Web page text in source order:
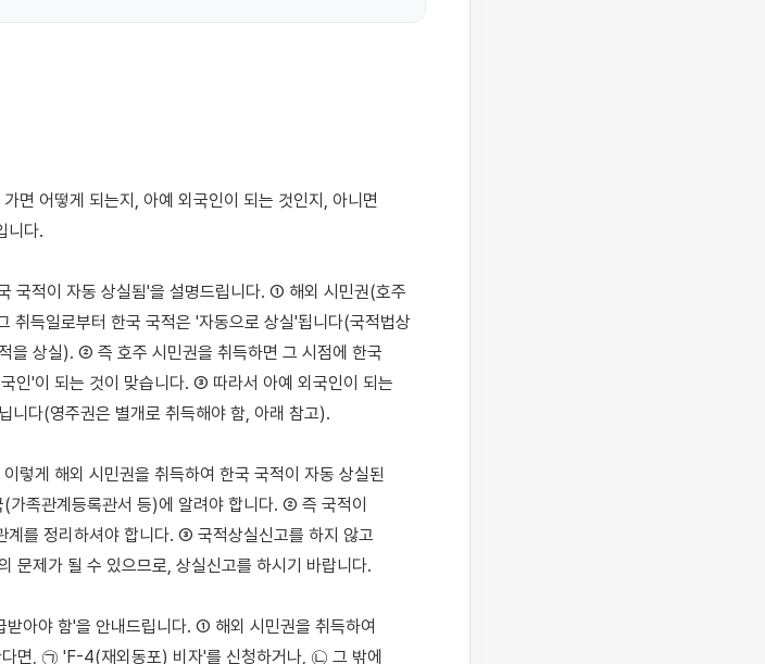
니다.
국적이 자동 상실됨'을 설명드립니다. ① 해외 시민권(호주
취득일로부터 한국 국적은 '자동으로 상실'됩니다(국적법상
을 상실). ② 즉 호주 시민권을 취득하면 그 시점에 한국
인'이 되는 것이 맞습니다. ③ 따라서 아예 외국인이 되는
니다(영주권은 별개로 취득해야 함, 아래 참고).
렇게 해외 시민권을 취득하여 한국 국적이 자동 상실된
족관계등록관서 등)에 알려야 합니다. ② 즉 국적이
계를 정리하셔야 합니다. ③ 국적상실신고를 하지 않고
문제가 될 수 있으므로, 상실신고를 하시기 바랍니다.
아야 함'을 안내드립니다. ① 해외 시민권을 취득하여
면, ㉠ 'F-4(재외동포) 비자'를 신청하거나, ㉡ 그 밖에